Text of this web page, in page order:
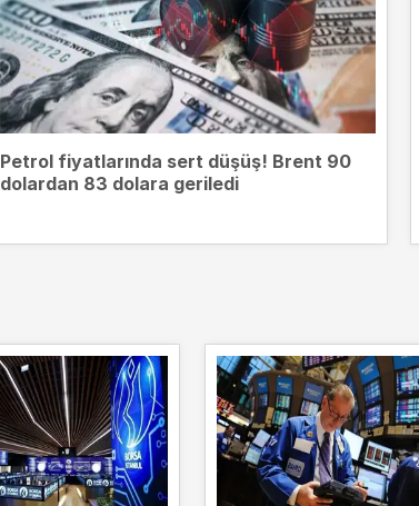
Petrol fiyatlarında sert düşüş! Brent 90
dolardan 83 dolara geriledi